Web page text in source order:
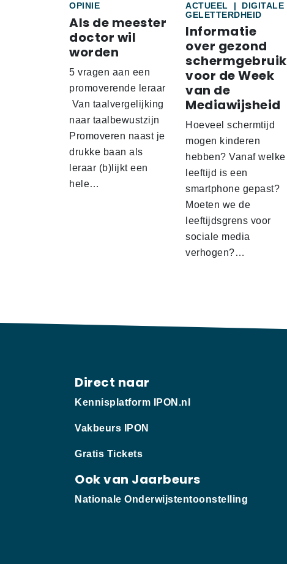
OPINIE
Als de meester
doctor wil
worden
5 vragen aan een
promoverende leraar
Van taalvergelijking
naar taalbewustzijn
Promoveren naast je
drukke baan als
leraar (b)lijkt een
hele…
ACTUEEL |
DIGITALE
GELETTERDHEID
Informatie
over gezond
schermgebruik
voor de Week
van de
Mediawijsheid
Hoeveel schermtijd
mogen kinderen
hebben? Vanaf welke
leeftijd is een
smartphone gepast?
Moeten we de
leeftijdsgrens voor
sociale media
verhogen?…
Direct naar
Kennisplatform IPON.nl
Vakbeurs IPON
Gratis Tickets
Ook van Jaarbeurs
Nationale Onderwijstentoonstelling